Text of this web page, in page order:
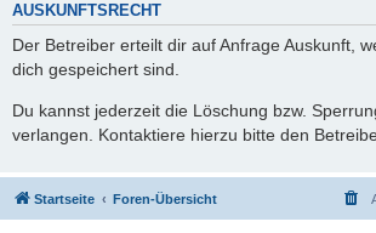
AUSKUNFTSRECHT
Der Betreiber erteilt dir auf Anfrage Auskunft,
dich gespeichert sind.
Du kannst jederzeit die Löschung bzw.
verlangen. Kontaktiere hierzu bitte den
Startseite Foren-Übersicht